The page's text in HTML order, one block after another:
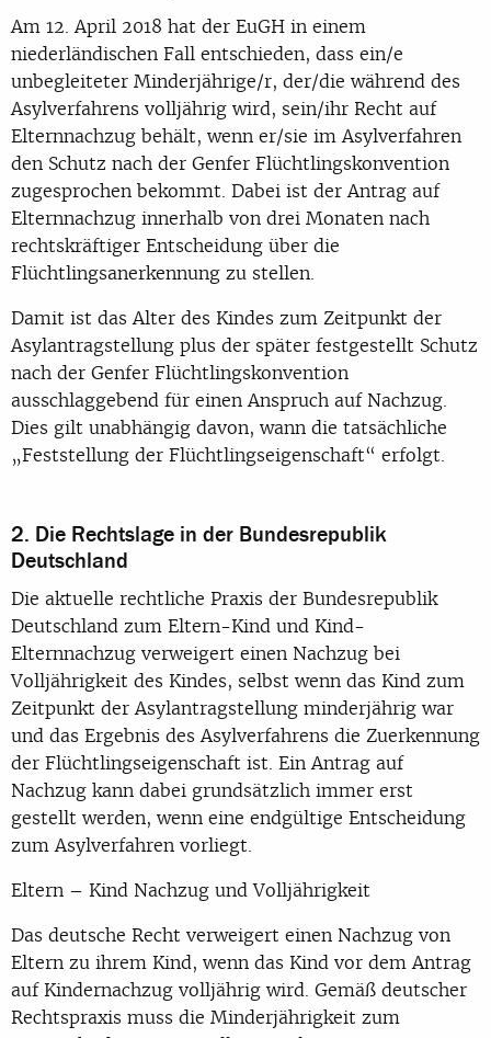
Am 12. April 2018 hat der EuGH in einem
niederländischen Fall entschieden, dass ein/e
unbegleiteter Minderjährige/r, der/die während des
Asylverfahrens volljährig wird, sein/ihr Recht auf
Elternnachzug behält, wenn er/sie im Asylverfahren
den Schutz nach der Genfer Flüchtlingskonvention
zugesprochen bekommt. Dabei ist der Antrag auf
Elternnachzug innerhalb von drei Monaten nach
rechtskräftiger Entscheidung über die
Flüchtlingsanerkennung zu stellen.
Damit ist das Alter des Kindes zum Zeitpunkt der
Asylantragstellung plus der später festgestellt Schutz
nach der Genfer Flüchtlingskonvention
ausschlaggebend für einen Anspruch auf Nachzug.
Dies gilt unabhängig davon, wann die tatsächliche
„Feststellung der Flüchtlingseigenschaft“ erfolgt.
2. Die Rechtslage in der Bundesrepublik
Deutschland
Die aktuelle rechtliche Praxis der Bundesrepublik
Deutschland zum Eltern-Kind und Kind-
Elternnachzug verweigert einen Nachzug bei
Volljährigkeit des Kindes, selbst wenn das Kind zum
Zeitpunkt der Asylantragstellung minderjährig war
und das Ergebnis des Asylverfahrens die Zuerkennung
der Flüchtlingseigenschaft ist. Ein Antrag auf
Nachzug kann dabei grundsätzlich immer erst
gestellt werden, wenn eine endgültige Entscheidung
zum Asylverfahren vorliegt.
Eltern – Kind Nachzug und Volljährigkeit
Das deutsche Recht verweigert einen Nachzug von
Eltern zu ihrem Kind, wenn das Kind vor dem Antrag
auf Kindernachzug volljährig wird. Gemäß deutscher
Rechtspraxis muss die Minderjährigkeit zum